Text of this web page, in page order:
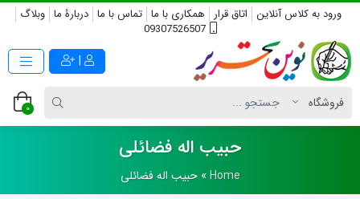
ورود به کلاس آنلاین اتاق قرار همکاری با ما تماس با ما دربارۀ ما وبلاگ
09307526507
|
0
حبیب اله فضائلی
Home
»حبیب اله فضائلی